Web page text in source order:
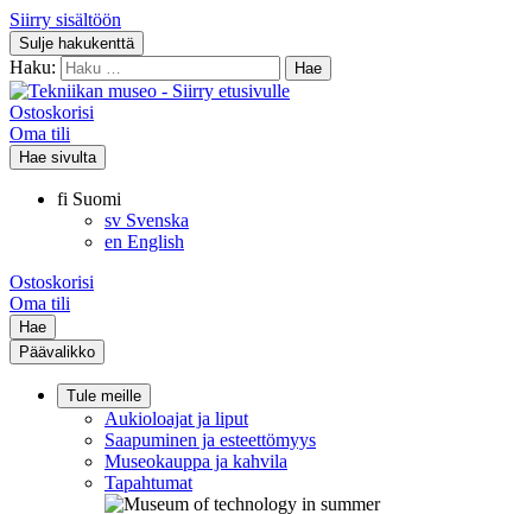
Siirry sisältöön
Sulje hakukenttä
Haku:
Ostoskorisi
Oma tili
Hae sivulta
fi Suomi
sv Svenska
en English
Ostoskorisi
Oma tili
Hae
Päävalikko
Tule meille
Aukioloajat ja liput
Saapuminen ja esteettömyys
Museokauppa ja kahvila
Tapahtumat